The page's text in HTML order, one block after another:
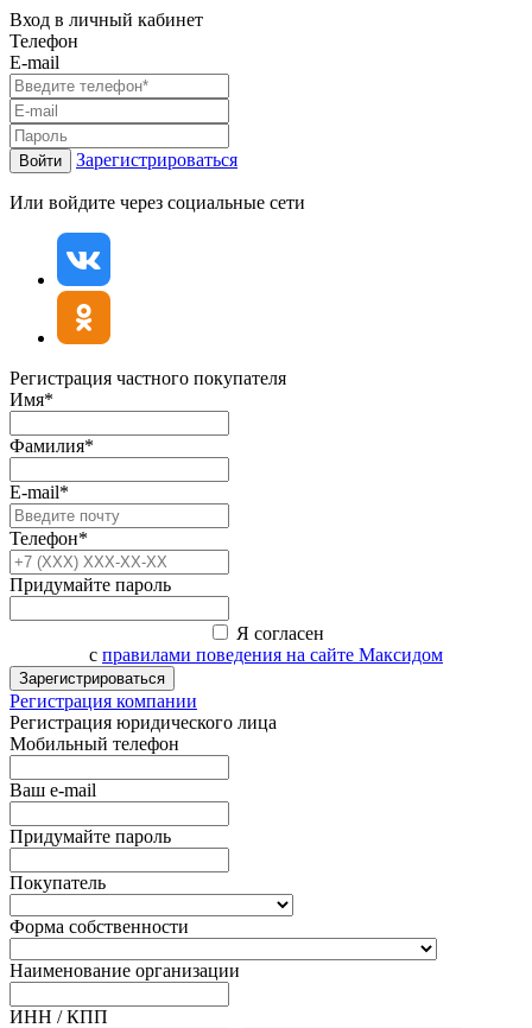
Вход в личный кабинет
Телефон
E-mail
Войти Зарегистрироваться
Или войдите через социальные сети
Регистрация частного покупателя
Имя*
Фамилия*
E-mail*
Телефон*
Придумайте пароль
Я согласен
с правилами поведения на сайте Максидом
Зарегистрироваться
Регистрация компании
Регистрация юридического лица
Мобильный телефон
Ваш e-mail
Придумайте пароль
Покупатель
Форма собственности
Наименование организации
ИНН / КПП